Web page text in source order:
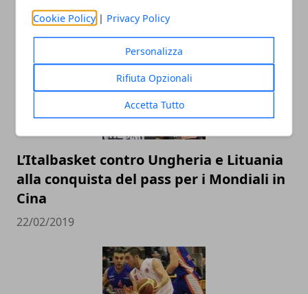
Cookie Policy | Privacy Policy
Personalizza
Rifiuta Opzionali
Accetta Tutto
ARTICOLI CORRELATI
L’Italbasket contro Ungheria e Lituania
alla conquista del pass per i Mondiali in
Cina
22/02/2019